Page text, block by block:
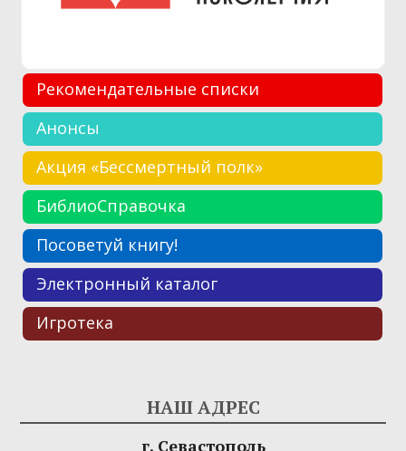
Рекомендательные списки
Анонсы
Акция «Бессмертный полк»
БиблиоСправочка
Посоветуй книгу!
Электронный каталог
Игротека
НАШ АДРЕС
г. Севастополь